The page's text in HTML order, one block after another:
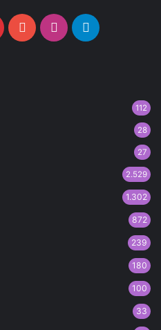
PinterestYouTubeInstagramTelegram
112
28
27
2.529
1.302
872
239
180
100
33